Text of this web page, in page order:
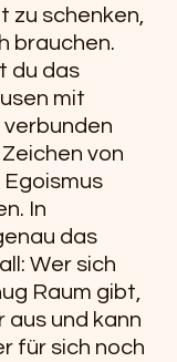
zu schenken,
brauchen.
du das
mit
von
In
das
Wer sich
Raum gibt,
aus und kann
für sich noch